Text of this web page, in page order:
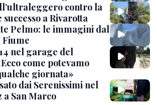
contro la
successo a Rivarotta
Pelmo: le immagini dal
nel garage del
come potevamo
giornata»
dai Serenissimi nel
a San Marco